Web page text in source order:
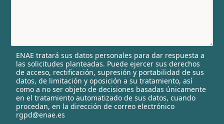
l
e
c
t
e
d
ENAE tratará sus datos personales para dar respuesta a
las solicitudes planteadas. Puede ejercer sus derechos
de acceso, rectificación, supresión y portabilidad de sus
datos, de limitación y oposición a su tratamiento, así
como a no ser objeto de decisiones basadas únicamente
en el tratamiento automatizado de sus datos, cuando
procedan, en la dirección de correo electrónico
rgpd@enae.es